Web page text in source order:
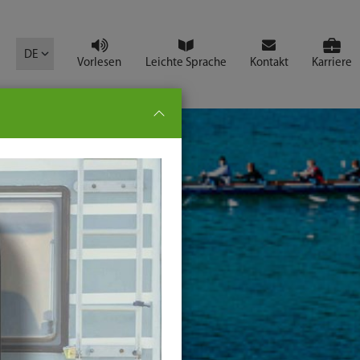
DE
Vorlesen Leichte Sprache Kontakt Karriere